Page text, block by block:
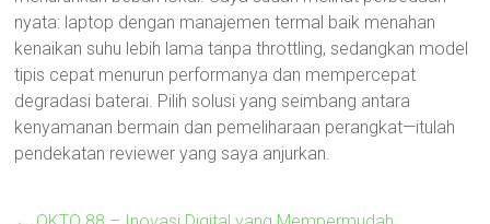
nyata: laptop dengan manajemen termal baik menahan
kenaikan suhu lebih lama tanpa throttling, sedangkan model
tipis cepat menurun performanya dan mempercepat
degradasi baterai. Pilih solusi yang seimbang antara
kenyamanan bermain dan pemeliharaan perangkat—itulah
pendekatan reviewer yang saya anjurkan.